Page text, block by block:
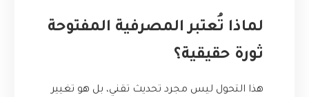
لماذا تُعتبر المصرفية المفتوحة
ثورة حقيقية؟
هذا التحول ليس مجرد تحديث تقني، بل هو تغيير